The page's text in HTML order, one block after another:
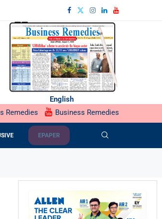
English
Remedies Business Remedies
EPAPER